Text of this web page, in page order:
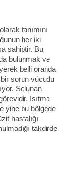
tanımını
her iki
sahiptir. Bu
bulunmak ve
belli oranda
sorun vücudu
Solunan
Isıtma
yine bu bölgede
hastalığı
takdirde